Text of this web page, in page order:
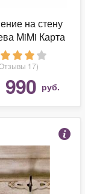
на стену
MiMi Карта
Wall
Russia
98х53 см
черный
17)
990 руб.